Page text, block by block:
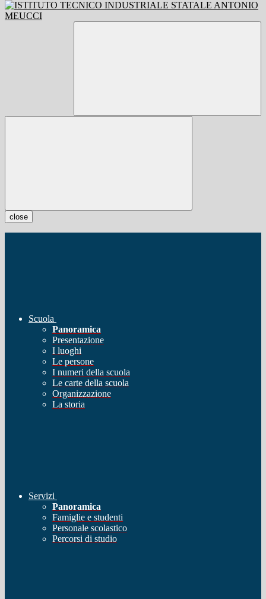
close
Scuola
Panoramica
Presentazione
I luoghi
Le persone
I numeri della scuola
Le carte della scuola
Organizzazione
La storia
Servizi
Panoramica
Famiglie e studenti
Personale scolastico
Percorsi di studio